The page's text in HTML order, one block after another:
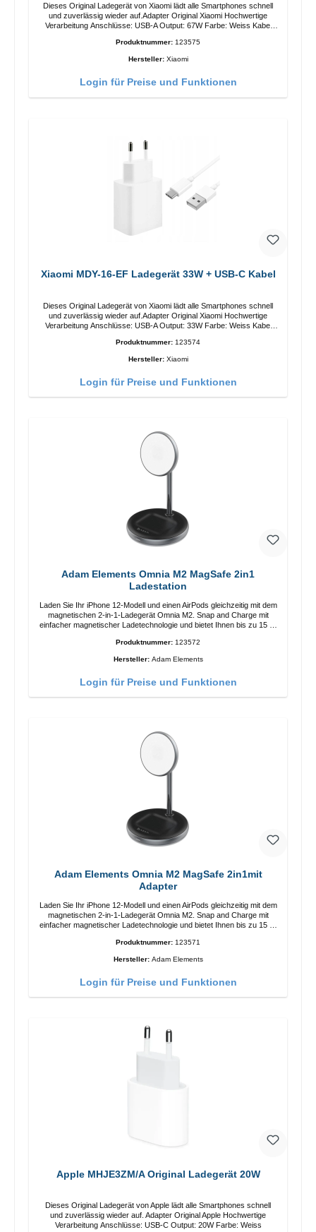
Dieses Original Ladegerät von Xiaomi lädt alle Smartphones schnell
und zuverlässig wieder auf.Adapter Original Xiaomi Hochwertige
Verarbeitung Anschlüsse: USB-A Output: 67W Farbe: Weiss Kabel
Produktnummer: 123575
Hersteller: Xiaomi
Login für Preise und Funktionen
Xiaomi MDY-16-EF Ladegerät 33W + USB-C Kabel
Dieses Original Ladegerät von Xiaomi lädt alle Smartphones schnell
und zuverlässig wieder auf.Adapter Original Xiaomi Hochwertige
Verarbeitung Anschlüsse: USB-A Output: 33W Farbe: Weiss Kabel
Produktnummer: 123574
Hersteller: Xiaomi
Login für Preise und Funktionen
Adam Elements Omnia M2 MagSafe 2in1
Ladestation
Laden Sie Ihr iPhone 12-Modell und einen AirPods gleichzeitig mit dem
magnetischen 2-in-1-Ladegerät Omnia M2. Snap and Charge mit
einfacher magnetischer Ladetechnologie und bietet Ihnen bis zu 15 W
ermöglicht das Design mit einstellbarem Ladewinkel eine einfache
Anpassung der Ladeposition für das iPhone 12 für das beste Erlebnis.
Serie Laden Sie Ihr iPhone bequem vertikal oder horizontal auf Auf
Produktnummer: 123572
Hersteller: Adam Elements
Login für Preise und Funktionen
Adam Elements Omnia M2 MagSafe 2in1mit
Adapter
Laden Sie Ihr iPhone 12-Modell und einen AirPods gleichzeitig mit dem
magnetischen 2-in-1-Ladegerät Omnia M2. Snap and Charge mit
einfacher magnetischer Ladetechnologie und bietet Ihnen bis zu 15 W
ermöglicht das Design mit einstellbarem Ladewinkel eine einfache
Anpassung der Ladeposition für das iPhone 12 für das beste Erlebnis.
Serie Laden Sie Ihr iPhone bequem vertikal oder horizontal auf Auf
Produktnummer: 123571
Hersteller: Adam Elements
Login für Preise und Funktionen
Apple MHJE3ZM/A Original Ladegerät 20W
Dieses Original Ladegerät von Apple lädt alle Smartphones schnell
und zuverlässig wieder auf. Adapter Original Apple Hochwertige
Verarbeitung Anschlüsse: USB-C Output: 20W Farbe: Weiss